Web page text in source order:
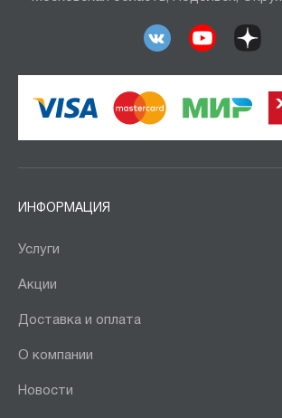
ИНФОРМАЦИЯ
Услуги
Акции
Доставка и оплата
О компании
Новости